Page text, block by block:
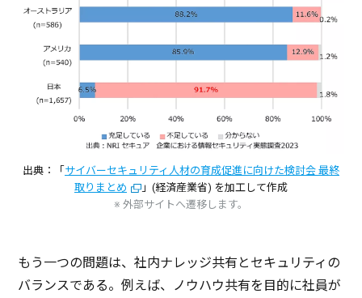
出典：「 サイバーセキュリティ人材の育成促進に向けた検討会 最終
取りまとめ
」(経済産業省) を加工して作成
※ 外部サイトへ遷移します。
もう一つの問題は、社内ナレッジ共有 と セキュリティ の
バランスである。例えば、 ノウハウ共有を 目的に社員が